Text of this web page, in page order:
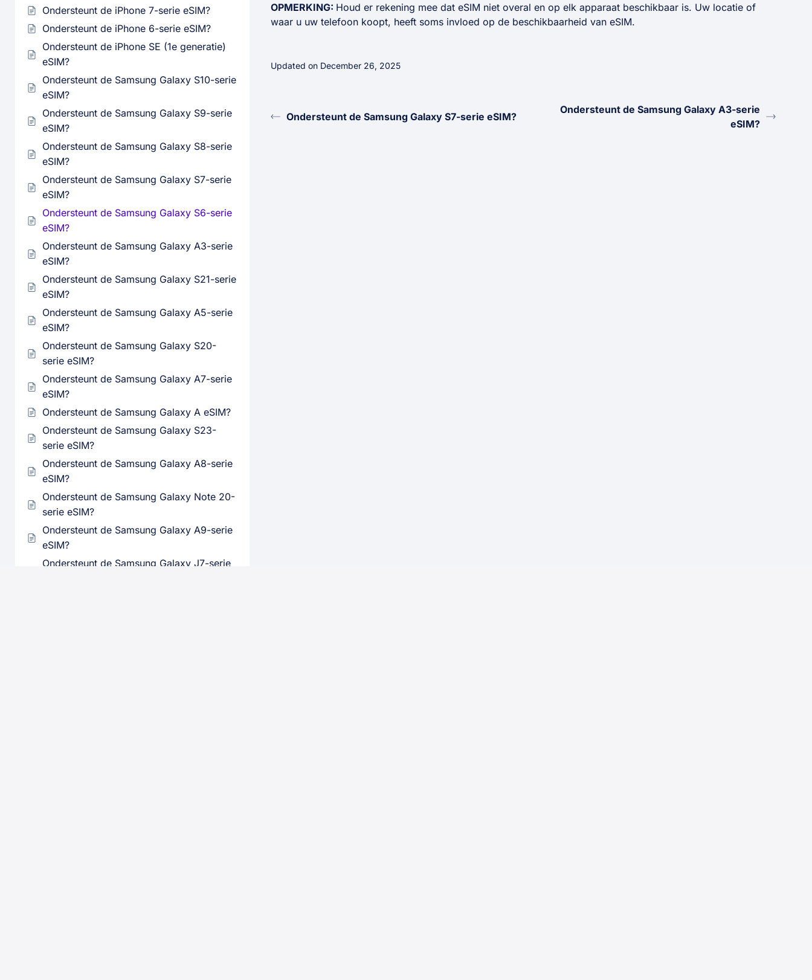
Ondersteunt de iPhone 7-serie eSIM?
Ondersteunt de iPhone 6-serie eSIM?
Ondersteunt de iPhone SE (1e generatie)
eSIM?
Ondersteunt de Samsung Galaxy S10-serie
eSIM?
Ondersteunt de Samsung Galaxy S9-serie
eSIM?
Ondersteunt de Samsung Galaxy S8-serie
eSIM?
Ondersteunt de Samsung Galaxy S7-serie
eSIM?
Ondersteunt de Samsung Galaxy S6-serie
eSIM?
Ondersteunt de Samsung Galaxy A3-serie
eSIM?
Ondersteunt de Samsung Galaxy S21-serie
eSIM?
Ondersteunt de Samsung Galaxy A5-serie
eSIM?
Ondersteunt de Samsung Galaxy S20-
serie eSIM?
Ondersteunt de Samsung Galaxy A7-serie
eSIM?
Ondersteunt de Samsung Galaxy A eSIM?
Ondersteunt de Samsung Galaxy S23-
serie eSIM?
Ondersteunt de Samsung Galaxy A8-serie
eSIM?
Ondersteunt de Samsung Galaxy Note 20-
serie eSIM?
Ondersteunt de Samsung Galaxy A9-serie
eSIM?
Ondersteunt de Samsung Galaxy J7-serie
OPMERKING: Houd er rekening mee dat eSIM niet overal en op elk apparaat beschikbaar is. Uw locatie of
waar u uw telefoon koopt, heeft soms invloed op de beschikbaarheid van eSIM.
Updated on December 26, 2025
Ondersteunt de Samsung Galaxy S7-serie eSIM?
Ondersteunt de Samsung Galaxy A3-serie
eSIM?